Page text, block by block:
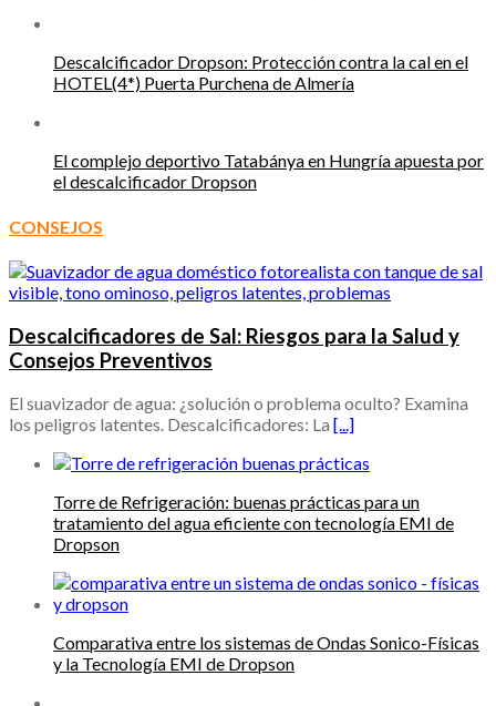
Descalcificador Dropson: Protección contra la cal en el
HOTEL(4*) Puerta Purchena de Almería
El complejo deportivo Tatabánya en Hungría apuesta por
el descalcificador Dropson
CONSEJOS
Descalcificadores de Sal: Riesgos para la Salud y
Consejos Preventivos
El suavizador de agua: ¿solución o problema oculto? Examina
los peligros latentes. Descalcificadores: La [...]
Torre de Refrigeración: buenas prácticas para un
tratamiento del agua eficiente con tecnología EMI de
Dropson
Comparativa entre los sistemas de Ondas Sonico-Físicas
y la Tecnología EMI de Dropson